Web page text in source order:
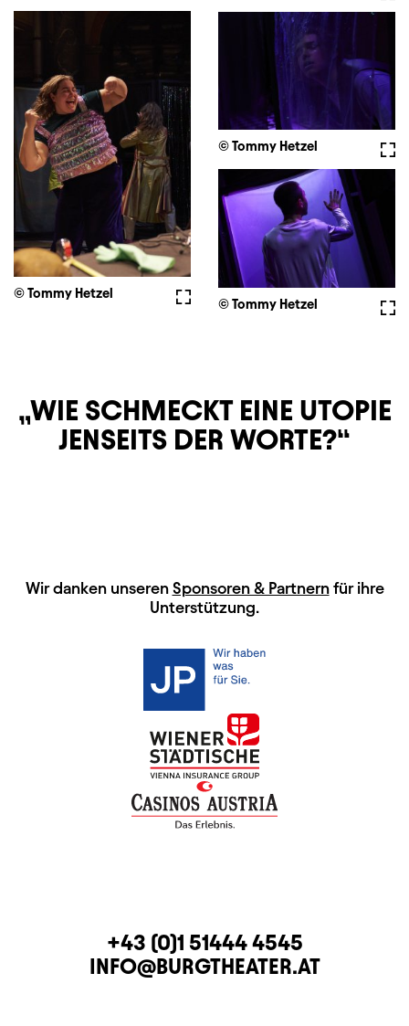
Vollbild
© Tommy Hetzel
© Tommy Hetzel
© Tommy Hetzel
WIE SCHMECKT EINE UTOPIE
JENSEITS DER WORTE?
HAUPTSPONSOREN
Wir danken unseren Sponsoren & Partnernfür ihre
Unterstützung.
KONTAKTTELEFON
+43 (0)1 51444 4545
E-MAIL
INFO@BURGTHEATER.AT